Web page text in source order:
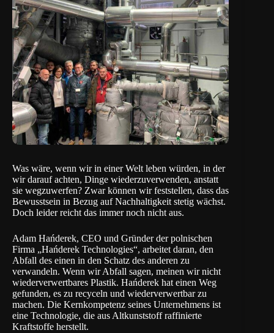
Was wäre, wenn wir in einer Welt leben würden, in der
wir darauf achten, Dinge wiederzuverwenden, anstatt
sie wegzuwerfen? Zwar können wir feststellen, dass das
Bewusstsein in Bezug auf Nachhaltigkeit stetig wächst.
Doch leider reicht das immer noch nicht aus.
Adam Hańderek, CEO und Gründer der polnischen
Firma „Hańderek Technologies“, arbeitet daran, den
Abfall des einen in den Schatz des anderen zu
verwandeln. Wenn wir Abfall sagen, meinen wir nicht
wiederverwertbares Plastik. Hańderek hat einen Weg
gefunden, es zu recyceln und wiederverwertbar zu
machen. Die Kernkompetenz seines Unternehmens ist
eine Technologie, die aus Altkunststoff raffinierte
Kraftstoffe herstellt.